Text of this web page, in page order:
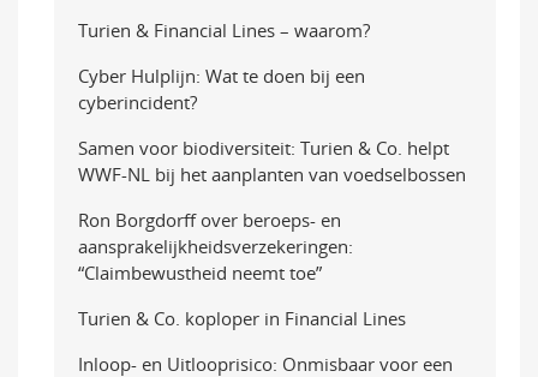
Turien & Financial Lines – waarom?
Cyber Hulplijn: Wat te doen bij een
cyberincident?
Samen voor biodiversiteit: Turien & Co. helpt
WWF-NL bij het aanplanten van voedselbossen
Ron Borgdorff over beroeps- en
aansprakelijkheidsverzekeringen:
“Claimbewustheid neemt toe”
Turien & Co. koploper in Financial Lines
Inloop- en Uitlooprisico: Onmisbaar voor een